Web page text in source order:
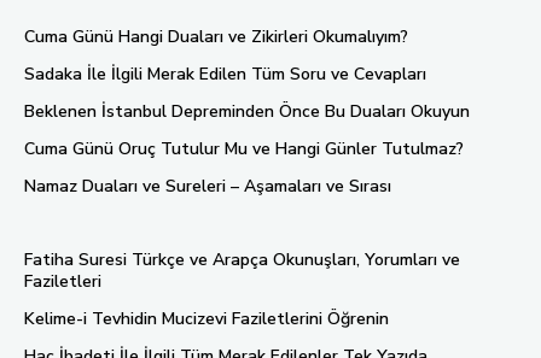
Cuma Günü Hangi Duaları ve Zikirleri Okumalıyım?
Sadaka İle İlgili Merak Edilen Tüm Soru ve Cevapları
Beklenen İstanbul Depreminden Önce Bu Duaları Okuyun
Cuma Günü Oruç Tutulur Mu ve Hangi Günler Tutulmaz?
Namaz Duaları ve Sureleri – Aşamaları ve Sırası
Fatiha Suresi Türkçe ve Arapça Okunuşları, Yorumları ve
Faziletleri
Kelime-i Tevhidin Mucizevi Faziletlerini Öğrenin